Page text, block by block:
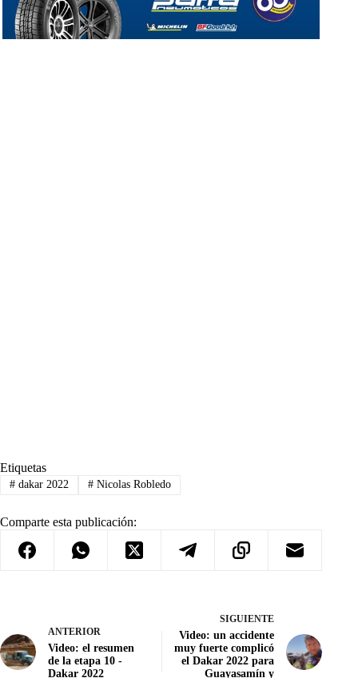
Etiquetas
#dakar 2022 #Nicolas Robledo
Comparte esta publicación:
ANTERIOR
Video: el resumen
de la etapa 10 -
Dakar 2022
SIGUIENTE
Video: un accidente
muy fuerte complicó
el Dakar 2022 para
Guayasamín y